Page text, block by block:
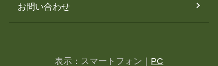
お問い合わせ
表示：スマートフォン｜ PC